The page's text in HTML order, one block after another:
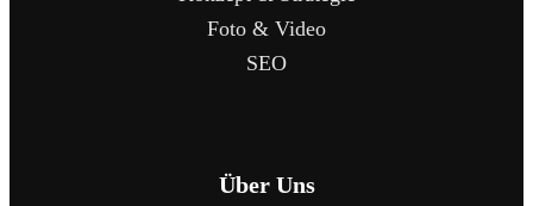
Foto & Video
SEO
Über Uns